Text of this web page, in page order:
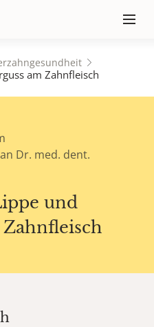
≡
am Zahnfleisch
Dr. med. dent.
und